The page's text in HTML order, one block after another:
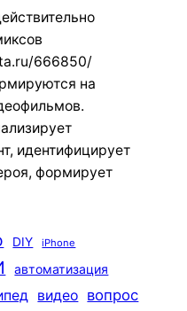
666850/
на
идентифицирует
формирует
DIY iPhone
автоматизация
видео вопрос